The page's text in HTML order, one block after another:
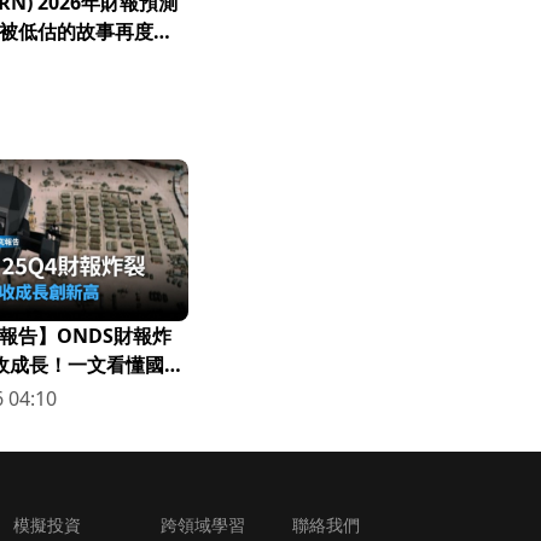
低估的故事再度引
告】ONDS財報炸
成長！一文看懂國防
04:10
模擬投資 跨領域學習 聯絡我們